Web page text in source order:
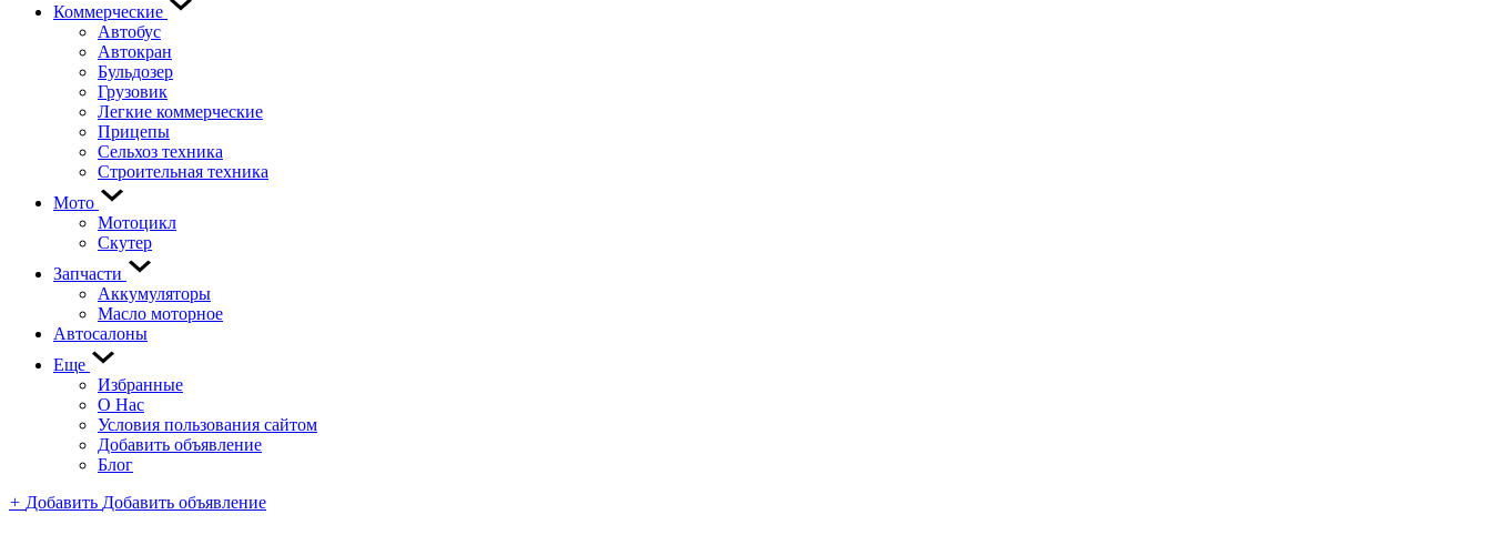
Коммерческие
Автобус
Автокран
Бульдозер
Грузовик
Легкие коммерческие
Прицепы
Сельхоз техника
Строительная техника
Мото
Мотоцикл
Скутер
Запчасти
Аккумуляторы
Масло моторное
Автосалоны
Еще
Избранные
О Нас
Условия пользования сайтом
Добавить объявление
Блог
+ Добавить Добавить объявление